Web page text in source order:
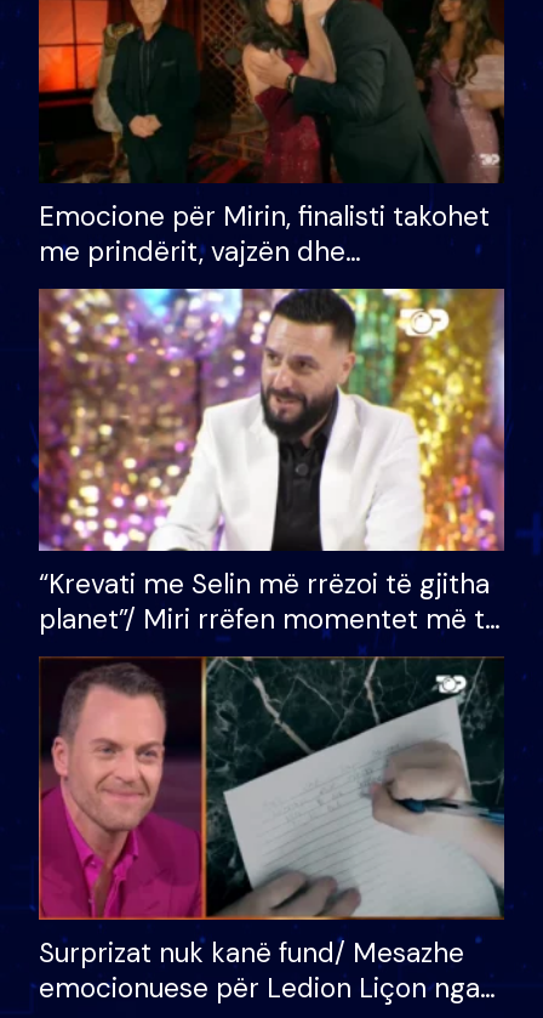
Emocione për Mirin, finalisti takohet
me prindërit, vajzën dhe
bashkëshorten: S’kemi ndonjë letër
divorci apo jo?
“Krevati me Selin më rrëzoi të gjitha
planet”/ Miri rrëfen momentet më të
bukura në shtëpinë e BB VIP: Do më
mungojë zilja e mëngjesit kur…
Surprizat nuk kanë fund/ Mesazhe
emocionuese për Ledion Liçon nga